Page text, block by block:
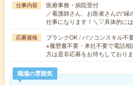
仕事内容
医療事務・病院受付
／看護師さん、お医者さんの“縁
仕事になります！＼▽具体的に
応募資格
ブランクOK / パソコンスキル不
※履歴書不要・来社不要で電話
方は是非応募をお待ちしており
職場の雰囲気